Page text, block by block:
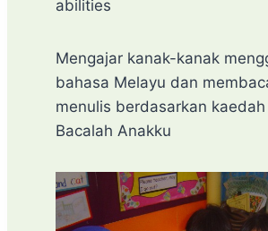
abilities
Mengajar kanak-kanak
bahasa Melayu dan
menulis berdasarkan
Bacalah Anakku